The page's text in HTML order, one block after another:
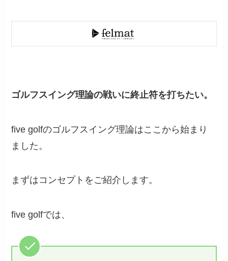
ゴルフスイング理論の戦いに終止符を打ちたい。
five golfのゴルフスイング理論はここから始まり
ました。
まずはコンセプトをご紹介します。
five golfでは、